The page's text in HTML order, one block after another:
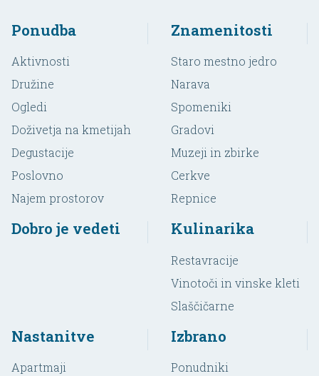
Ponudba
Aktivnosti
Družine
Ogledi
Doživetja na kmetijah
Degustacije
Poslovno
Najem prostorov
Znamenitosti
Staro mestno jedro
Narava
Spomeniki
Gradovi
Muzeji in zbirke
Cerkve
Repnice
Dobro je vedeti Kulinarika
Restavracije
Vinotoči in vinske kleti
Slaščičarne
Nastanitve
Apartmaji
Izbrano
Ponudniki